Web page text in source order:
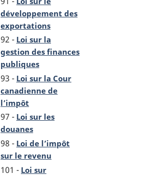
développement des
exportations
92 - Loi sur la
gestion des finances
publiques
93 - Loi sur la Cour
canadienne de
l’impôt
97 - Loi sur les
douanes
98 - Loi de l’impôt
sur le revenu
101 - Loi sur